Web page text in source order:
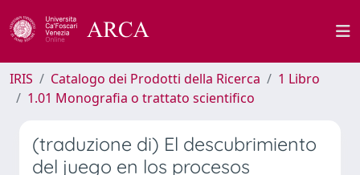
IRIS Catalogo dei Prodotti della Ricerca
1 Libro
1.01 Monografia o trattato scientifico
(traduzione di) El descubrimiento
del juego en los procesos